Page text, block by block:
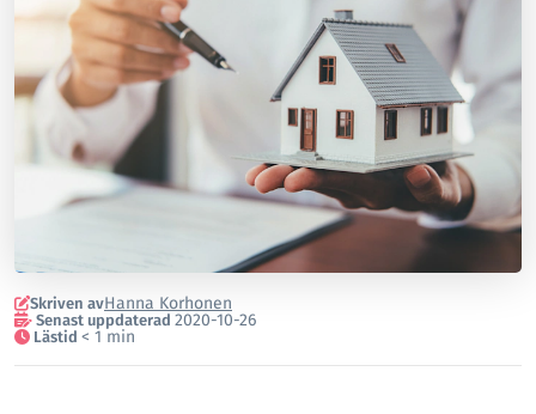
Skriven avHanna Korhonen
Senast uppdaterad 2020-10-26
Lästid < 1 min